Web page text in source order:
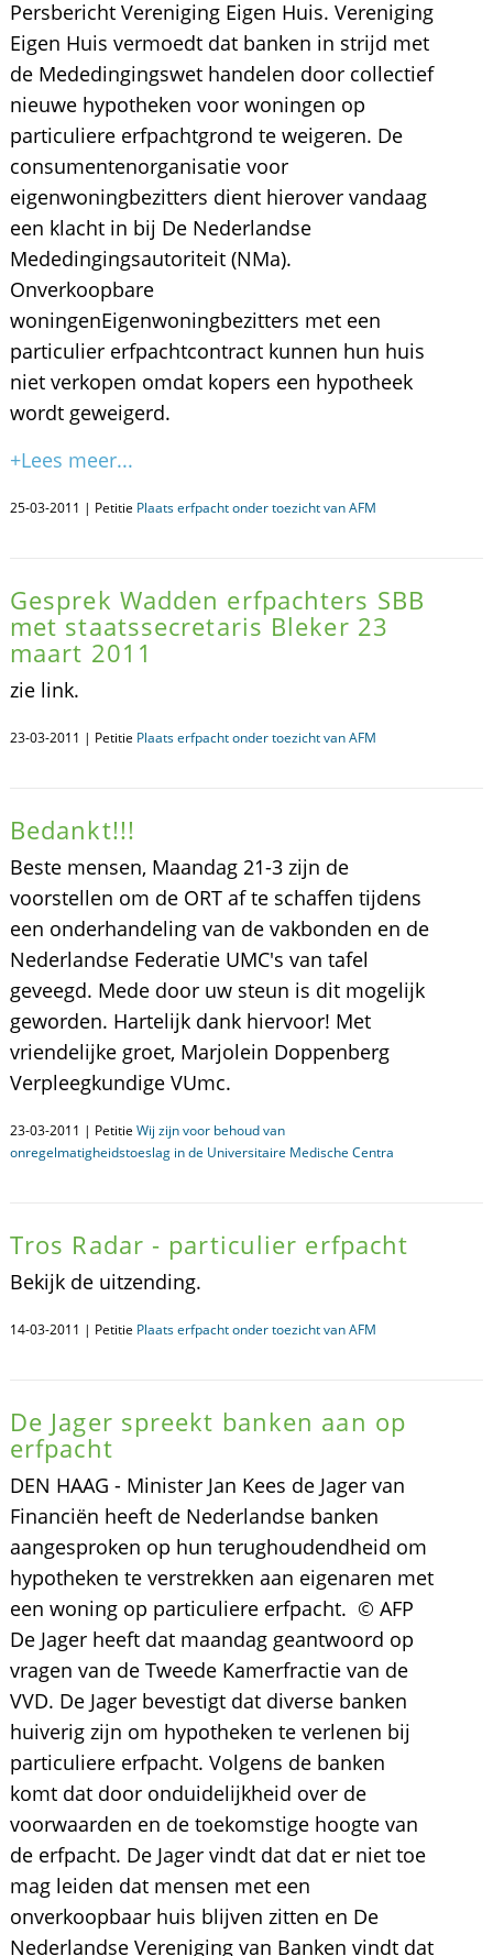
Persbericht Vereniging Eigen Huis. Vereniging
Eigen Huis vermoedt dat banken in strijd met
de Mededingingswet handelen door collectief
nieuwe hypotheken voor woningen op
particuliere erfpachtgrond te weigeren. De
consumentenorganisatie voor
eigenwoningbezitters dient hierover vandaag
een klacht in bij De Nederlandse
Mededingingsautoriteit (NMa).
Onverkoopbare
woningenEigenwoningbezitters met een
particulier erfpachtcontract kunnen hun huis
niet verkopen omdat kopers een hypotheek
wordt geweigerd.
+Lees meer...
25-03-2011 | Petitie Plaats erfpacht onder toezicht van AFM
Gesprek Wadden erfpachters SBB
met staatssecretaris Bleker 23
maart 2011
zie link.
23-03-2011 | Petitie Plaats erfpacht onder toezicht van AFM
Bedankt!!!
Beste mensen, Maandag 21-3 zijn de
voorstellen om de ORT af te schaffen tijdens
een onderhandeling van de vakbonden en de
Nederlandse Federatie UMC's van tafel
geveegd. Mede door uw steun is dit mogelijk
geworden. Hartelijk dank hiervoor! Met
vriendelijke groet, Marjolein Doppenberg
Verpleegkundige VUmc.
23-03-2011 | Petitie Wij zijn voor behoud van
onregelmatigheidstoeslag in de Universitaire Medische Centra
Tros Radar - particulier erfpacht
Bekijk de uitzending.
14-03-2011 | Petitie Plaats erfpacht onder toezicht van AFM
De Jager spreekt banken aan op
erfpacht
DEN HAAG - Minister Jan Kees de Jager van
Financiën heeft de Nederlandse banken
aangesproken op hun terughoudendheid om
hypotheken te verstrekken aan eigenaren met
een woning op particuliere erfpacht. © AFP
De Jager heeft dat maandag geantwoord op
vragen van de Tweede Kamerfractie van de
VVD. De Jager bevestigt dat diverse banken
huiverig zijn om hypotheken te verlenen bij
particuliere erfpacht. Volgens de banken
komt dat door onduidelijkheid over de
voorwaarden en de toekomstige hoogte van
de erfpacht. De Jager vindt dat dat er niet toe
mag leiden dat mensen met een
onverkoopbaar huis blijven zitten en De
Nederlandse Vereniging van Banken vindt dat